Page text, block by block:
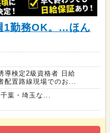
1勤務OK。…ほん
導検定2級資格者 日給
置路線現場でのお...
葉・埼玉な...